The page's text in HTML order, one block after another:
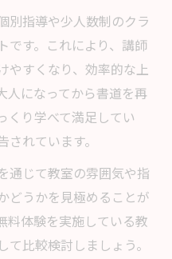
視すべき選択基準と
比較したい指導内容
の雰囲気や設備の違
できる上級指導の魅
めの上級者向けポイ
け書道教室案内
別指導や少人数制のクラ
です。これにより、講師
やすくなり、効率的な上
人になってから書道を再
くり学べて満足してい
れています。
通じて教室の雰囲気や指
どうかを見極めることが
料体験を実施している教
比較検討しましょう。